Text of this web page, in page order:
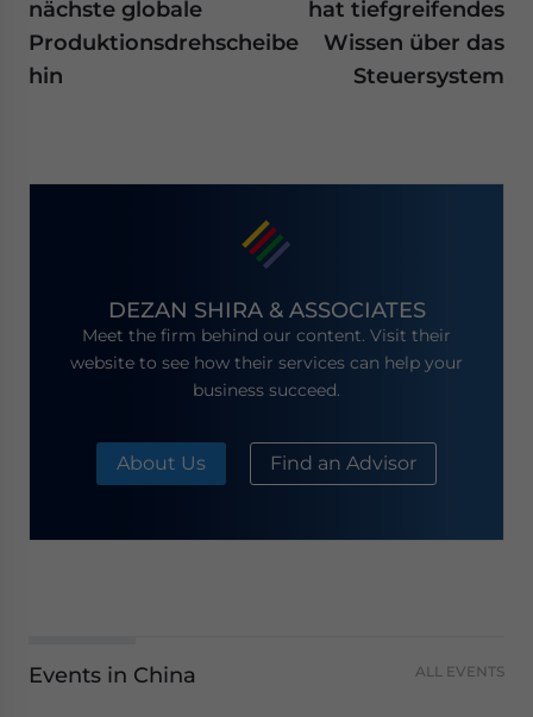
nächste globale
Produktionsdrehscheibe
hin
hat tiefgreifendes
Wissen über das
Steuersystem
DEZAN SHIRA & ASSOCIATES
Meet the firm behind our content. Visit their
website to see how their services can help your
business succeed.
About Us Find an Advisor
Events in China ALL EVENTS